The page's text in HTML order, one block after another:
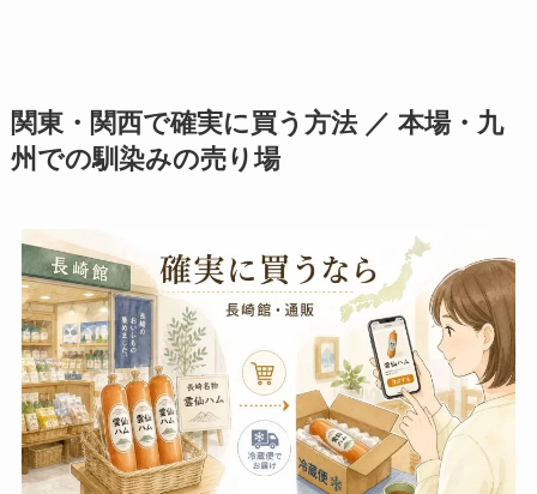
関東・関西で確実に買う方法 ／ 本場・九
州での馴染みの売り場